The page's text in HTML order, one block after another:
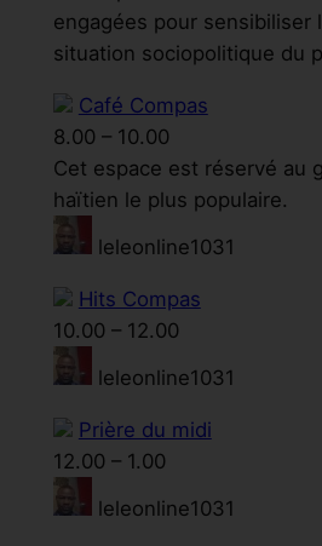
engagées pour sensibiliser
situation sociopolitique du
Café Compas
8.00 – 10.00
Cet espace est réservé au
haïtien le plus populaire.
leleonline1031
Hits Compas
10.00 – 12.00
leleonline1031
Prière du midi
12.00 – 1.00
leleonline1031